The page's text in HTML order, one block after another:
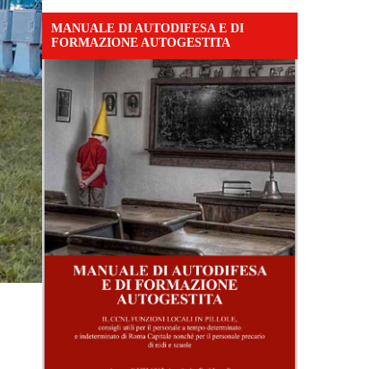
MANUALE DI AUTODIFESA E DI
FORMAZIONE AUTOGESTITA